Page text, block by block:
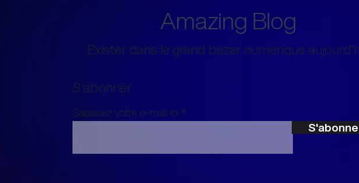
Amazing Blog
Exister dans le grand bazar numérique
Saisissez votre e-mail ici
S'abonner